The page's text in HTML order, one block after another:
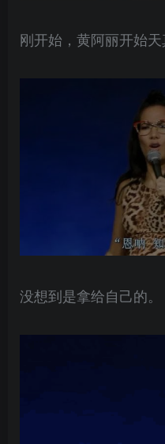
刚开始，黄阿丽开始天
没想到是拿给自己的。